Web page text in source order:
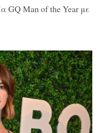
GQ Man of the Year με